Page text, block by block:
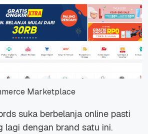
Marketplace
suka berbelanja online pasti
lagi dengan brand satu ini.